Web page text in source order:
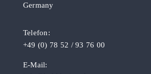
Germany
Telefon:
+49 (0) 78 52 / 93 76 00
E-Mail: